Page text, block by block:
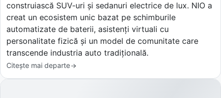
construiască SUV-uri și sedanuri electrice de lux. NIO a
creat un ecosistem unic bazat pe schimburile
automatizate de baterii, asistenți virtuali cu
personalitate fizică și un model de comunitate care
transcende industria auto tradițională.
Citește mai departe